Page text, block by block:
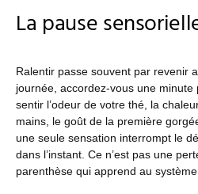
La pause
Ralentir passe souvent par revenir
journée, accordez-vous une minute
sentir l’odeur de votre thé, la
mains, le goût de la première
une seule sensation interrompt le
dans l’instant. Ce n’est pas une
parenthèse qui apprend au